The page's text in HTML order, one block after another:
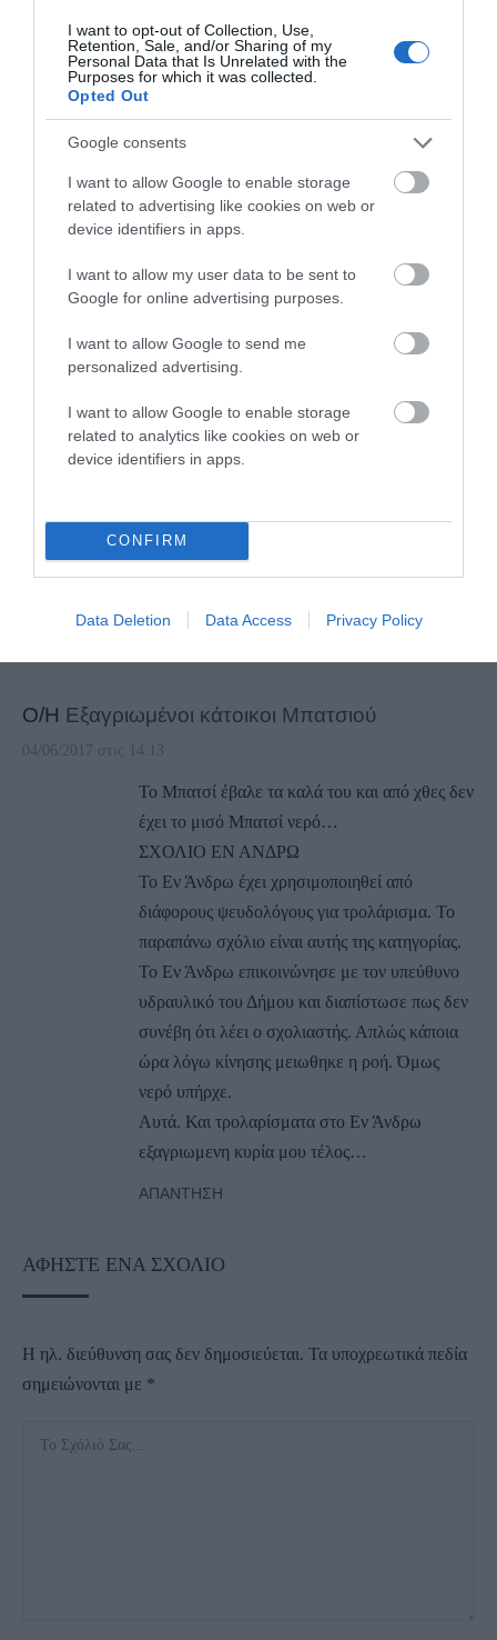
I want to opt-out of Collection, Use,
Retention, Sale, and/or Sharing of my
Personal Data that Is Unrelated with the
Purposes for which it was collected.
Opted Out
Google consents
I want to allow Google to enable storage
related to advertising like cookies on web or
device identifiers in apps.
I want to allow my user data to be sent to
Google for online advertising purposes.
I want to allow Google to send me
personalized advertising.
I want to allow Google to enable storage
related to analytics like cookies on web or
device identifiers in apps.
CONFIRM
Data Deletion Data Access Privacy Policy
άλλοι, αλλά δεν τους βρήκαμε ή δεν ήταν έτοιμοι το
πρωί που περάσαμε. Έτσι επιφυλασσόμεθα προσεχώς
περισσότερα. Ας κλείσουμε με μια ωραία και πολύχρωμη
εικόνα από το γραφικό σοκάκι με τις πολύχρωμες
καρέκλες. Καλή επιτυχά σε όλους (φωτ. Εν Άνδρω).
“Εν Άνδρω”
ΣΧΌΛΙΟ
Ο/Η Εξαγριωμένοι κάτοικοι Μπατσιού
04/06/2017 στις 14:13
Το Μπατσί έβαλε τα καλά του και από χθες δεν
έχει το μισό Μπατσί νερό…
ΣΧΟΛΙΟ ΕΝ ΑΝΔΡΩ
Το Εν Άνδρω έχει χρησιμοποιηθεί από
διάφορους ψευδολόγους για τρολάρισμα. Το
παραπάνω σχόλιο είναι αυτής της κατηγορίας.
Το Εν Άνδρω επικοινώνησε με τον υπεύθυνο
υδραυλικό του Δήμου και διαπίστωσε πως δεν
συνέβη ότι λέει ο σχολιαστής. Απλώς κάποια
ώρα λόγω κίνησης μειωθηκε η ροή. Όμως
νερό υπήρχε.
Αυτά. Και τρολαρίσματα στο Εν Άνδρω
εξαγριωμενη κυρία μου τέλος…
ΑΠΆΝΤΗΣΗ
ΑΦΉΣΤΕ ΈΝΑ ΣΧΌΛΙΟ
Η ηλ. διεύθυνση σας δεν δημοσιεύεται. Τα υποχρεωτικά πεδία
σημειώνονται με *